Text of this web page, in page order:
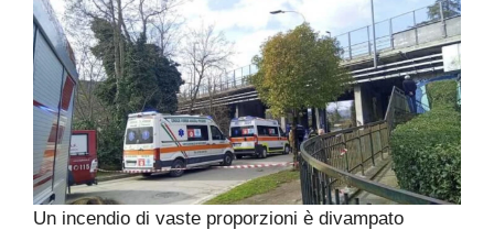
Un incendio di vaste proporzioni è divampato